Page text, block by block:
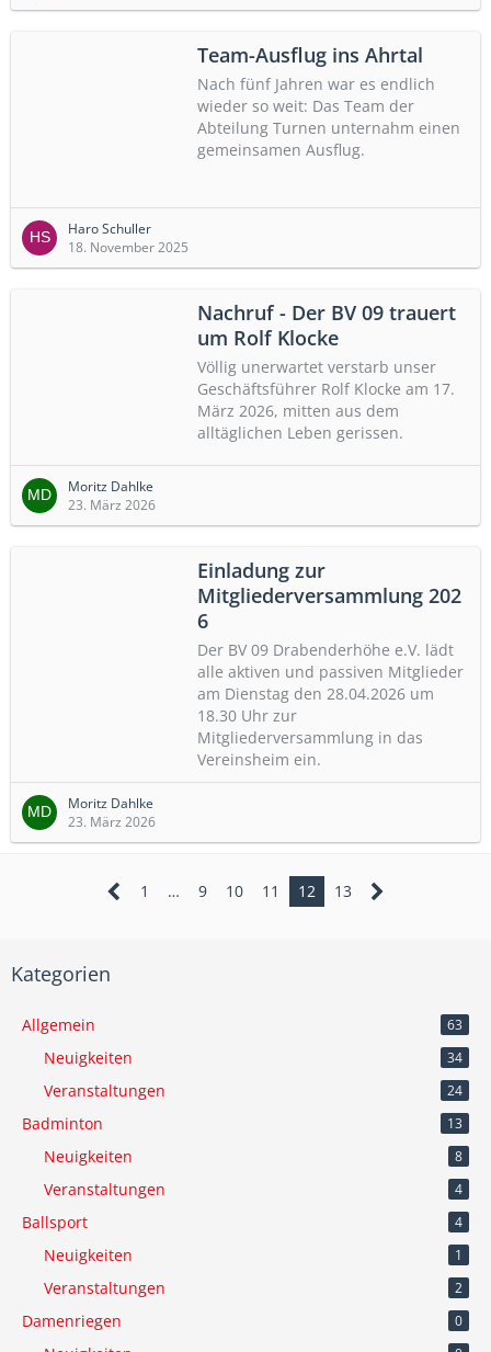
Team-Ausflug ins Ahrtal
Nach fünf Jahren war es endlich
wieder so weit: Das Team der
Abteilung Turnen unternahm einen
gemeinsamen Ausflug.
Haro Schuller
18. November 2025
Nachruf - Der BV 09 trauert
um Rolf Klocke
Völlig unerwartet verstarb unser
Geschäftsführer Rolf Klocke am 17.
März 2026, mitten aus dem
alltäglichen Leben gerissen.
Moritz Dahlke
23. März 2026
Einladung zur
Mitgliederversammlung 202​
6
Der BV 09 Drabenderhöhe e.V. lädt
alle aktiven und passiven Mitglieder
am Dienstag den 28.04.2026 um
18.30 Uhr zur
Mitgliederversammlung in das
Vereinsheim ein.
Moritz Dahlke
23. März 2026
1 … 9 10 11 12 13
Kategorien
Allgemein 63
Neuigkeiten 34
Veranstaltungen 24
Badminton 13
Neuigkeiten 8
Veranstaltungen 4
Ballsport 4
Neuigkeiten 1
Veranstaltungen 2
Damenriegen 0